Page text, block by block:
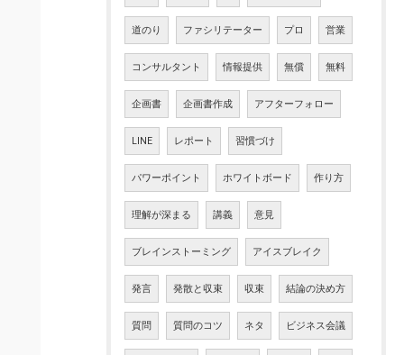
道のり ファシリテーター プロ 営業
コンサルタント 情報提供 無償 無料
企画書 企画書作成 アフターフォロー
LINE レポート 習慣づけ
パワーポイント ホワイトボード 作り方
理解が深まる 講義 意見
ブレインストーミング アイスブレイク
発言 発散と収束 収束 結論の決め方
質問 質問のコツ ネタ ビジネス会議